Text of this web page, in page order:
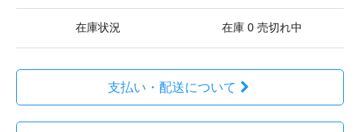
在庫状況 在庫 0 売切れ中
支払い・配送について